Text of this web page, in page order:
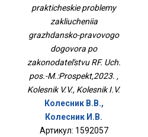
Договора По
Законодательству РФ.
Уч. Пос.-
М.:Проспект,2023.
prakticheskie problemy
zakliucheniia
grazhdansko-pravovogo
dogovora po
zakonodatel'stvu RF. Uch.
pos.-M.:Prospekt,2023. ,
Kolesnik V.V., Kolesnik I.V.
Колесник В.В.,
Колесник И.В.
Артикул: 1592057